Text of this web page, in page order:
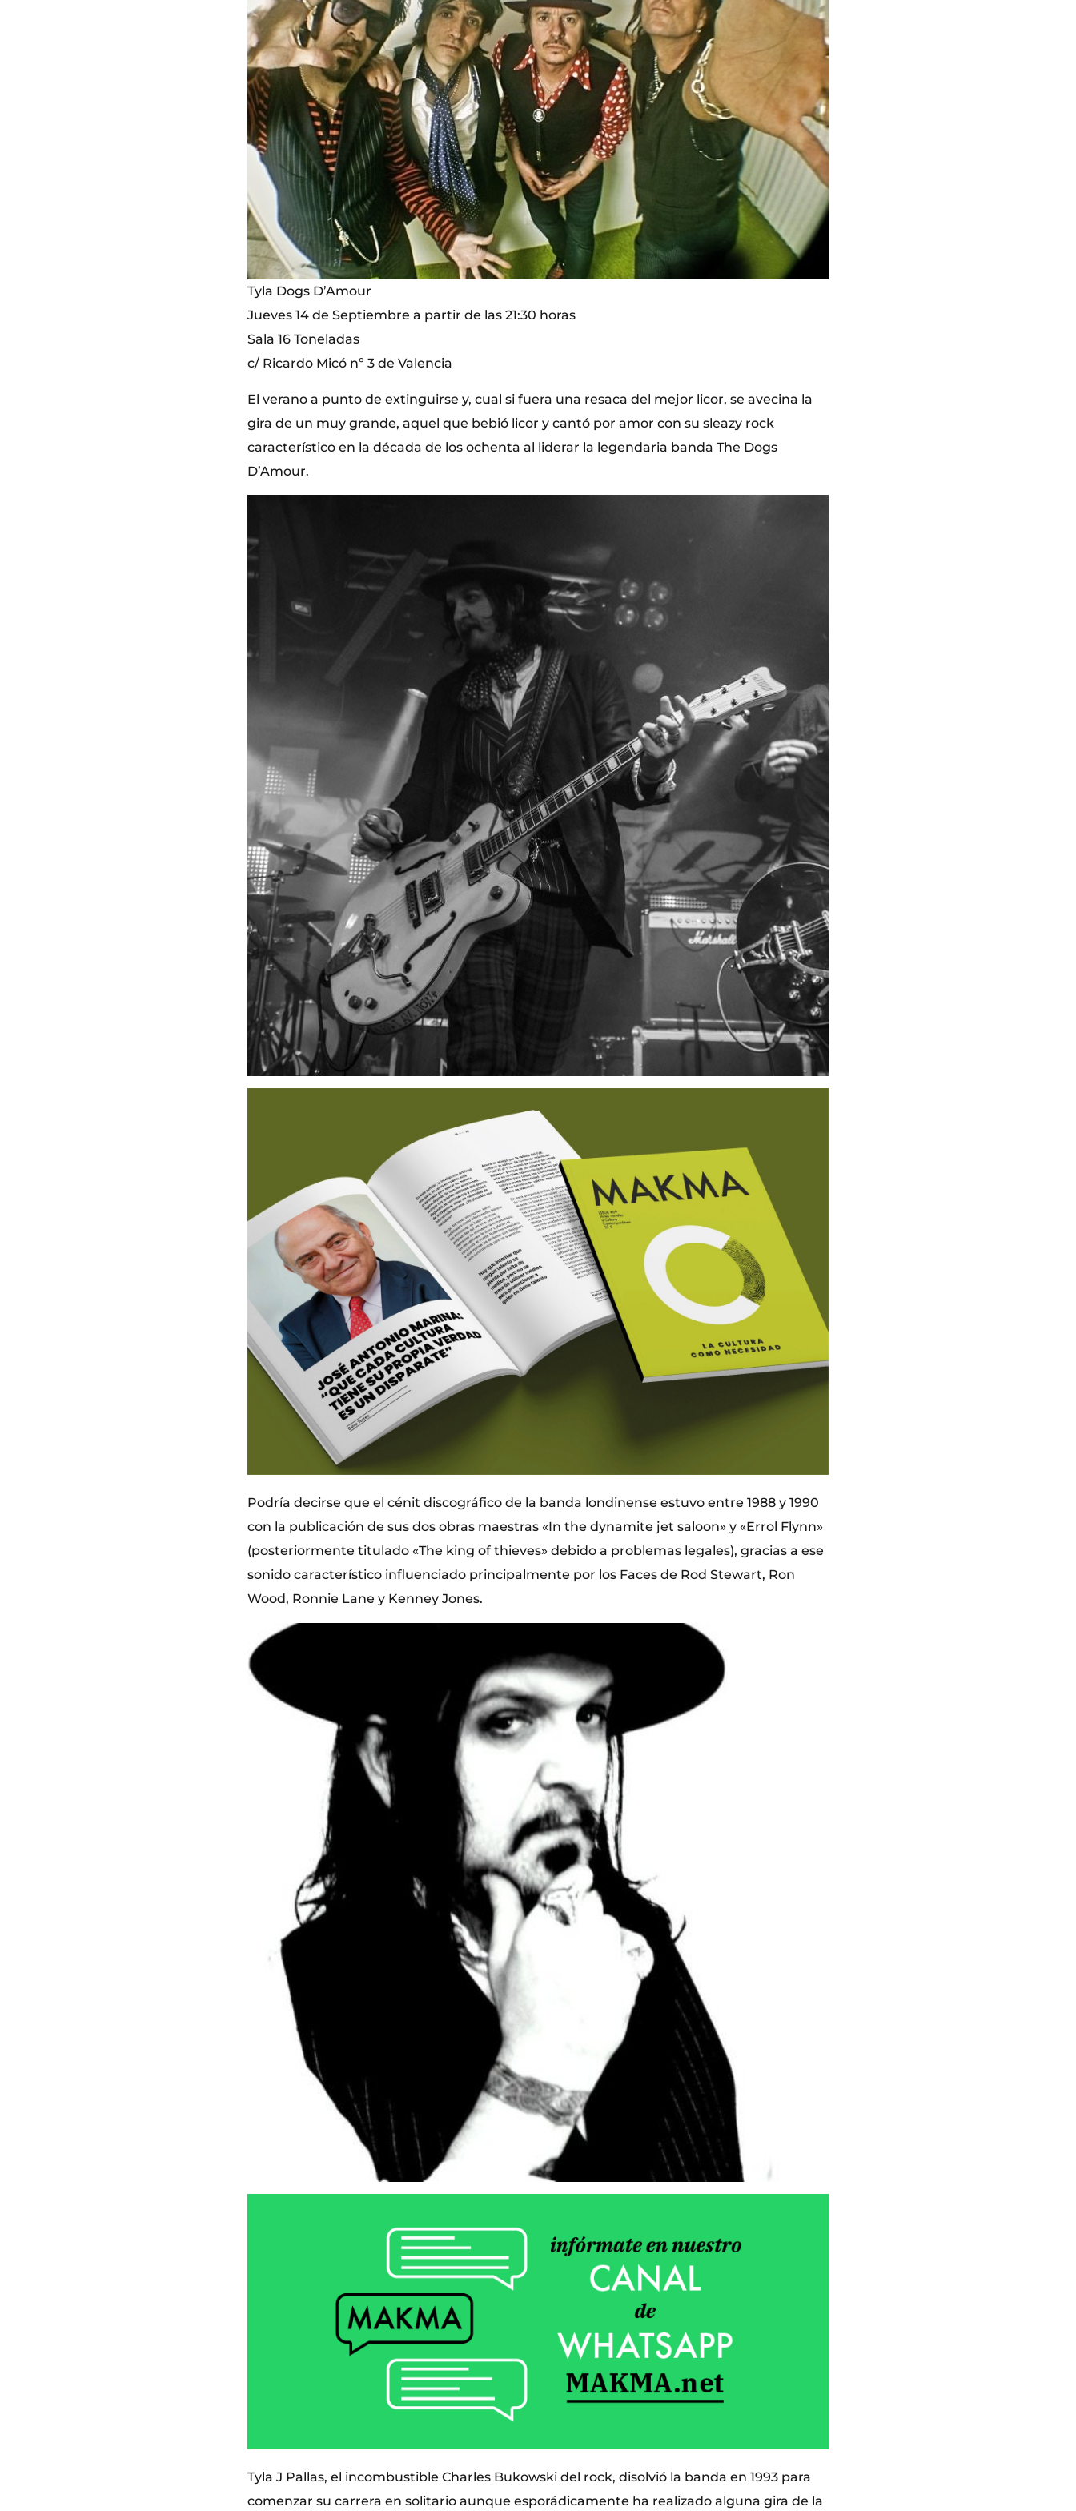
Tyla Dogs D’Amour
Jueves 14 de Septiembre a partir de las 21:30 horas
Sala 16 Toneladas
c/ Ricardo Micó nº 3 de Valencia
El verano a punto de extinguirse y, cual si fuera una resaca del mejor licor, se avecina la
gira de un muy grande, aquel que bebió licor y cantó por amor con su sleazy rock
característico en la década de los ochenta al liderar la legendaria banda The Dogs
D’Amour.
Podría decirse que el cénit discográfico de la banda londinense estuvo entre 1988 y 1990
con la publicación de sus dos obras maestras «In the dynamite jet saloon» y «Errol Flynn»
(posteriormente titulado «The king of thieves» debido a problemas legales), gracias a ese
sonido característico influenciado principalmente por los Faces de Rod Stewart, Ron
Wood, Ronnie Lane y Kenney Jones.
Tyla J Pallas, el incombustible Charles Bukowski del rock, disolvió la banda en 1993 para
comenzar su carrera en solitario aunque esporádicamente ha realizado alguna gira de la